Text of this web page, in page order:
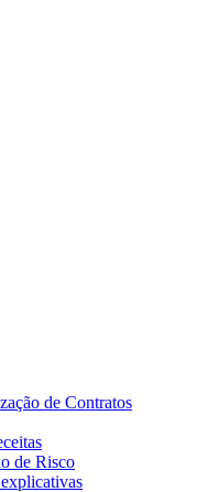
de Contratos
de Risco